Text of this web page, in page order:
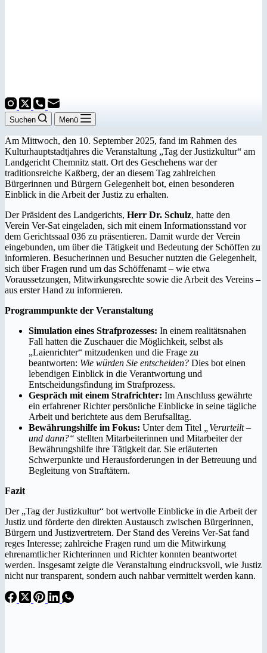
Suchen Menü
Am Mittwoch, den 10. September 2025, fand im Rahmen des
Kulturhauptstadtjahres die Veranstaltung „Tag der Justizkultur“ am
Landgericht Chemnitz statt. Ort des Geschehens war der
traditionsreiche Kaßberg, der an diesem Tag zahlreichen
Bürgerinnen und Bürgern Gelegenheit bot, einen besonderen
Einblick in die Arbeit der Justiz zu erhalten.
Der Präsident des Landgerichts, Herr Dr. Schulz, hatte den
Verein Ver-Sat eingeladen, sich mit einem Informationsstand vor
dem Gerichtssaal 036 zu präsentieren. Damit wurde der Verein
eingebunden, um über die Tätigkeit und Bedeutung der Schöffen zu
informieren. Besucherinnen und Besucher nutzten die Gelegenheit,
sich über Fragen rund um das Schöffenamt – wie etwa
Voraussetzungen, Mitwirkungsrechte sowie die Arbeit des Vereins –
aus erster Hand zu informieren.
Programmpunkte der Veranstaltung
Simulation eines Strafprozesses: In einem realitätsnahen
Fall hatten die Zuschauer die Möglichkeit, selbst als
„Laienrichter“ mitzudenken und die Frage zu
beantworten: Wie würden Sie entscheiden? Dies bot einen
lebendigen Einblick in die Verantwortung und
Entscheidungsfindung im Strafprozess.
Gespräch mit einem Strafrichter: Im Anschluss gewährte
ein erfahrener Richter persönliche Einblicke in seine tägliche
Arbeit und berichtete aus dem Berufsalltag.
Bewährungshilfe im Fokus: Unter dem Titel
„Verurteilt –
und dann?“ stellten Mitarbeiterinnen und Mitarbeiter der
Bewährungshilfe ihre Tätigkeit dar. Sie erläuterten
Schwerpunkte und Herausforderungen in der Betreuung und
Begleitung von Straftätern.
Fazit
Der „Tag der Justizkultur“ bot wertvolle Einblicke in die Arbeit der
Justiz und förderte den direkten Austausch zwischen Bürgerinnen,
Bürgern und Justizvertretern. Der Stand des Vereins Ver-Sat fand
reges Interesse; zahlreiche Fragen rund um die Mitwirkung
ehrenamtlicher Richterinnen und Richter konnten beantwortet
werden. Insgesamt zeigte die Veranstaltung eindrucksvoll, wie Justiz
nicht nur transparent, sondern auch nahbar vermittelt werden kann.